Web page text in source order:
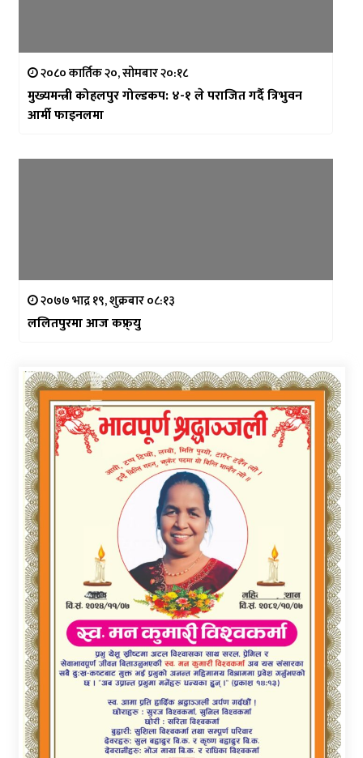
२०८० कार्तिक २०, सोमबार २०:१८
मुख्यमन्त्री कोहलपुर गोल्डकप: ४-१ ले पराजित गर्दै त्रिभुवन
आर्मी फाइनलमा
२०७७ भाद्र १९, शुक्रबार ०८:१३
ललितपुरमा आज कफ्र्यु